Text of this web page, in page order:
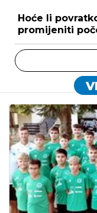
Hoće li
promijeniti